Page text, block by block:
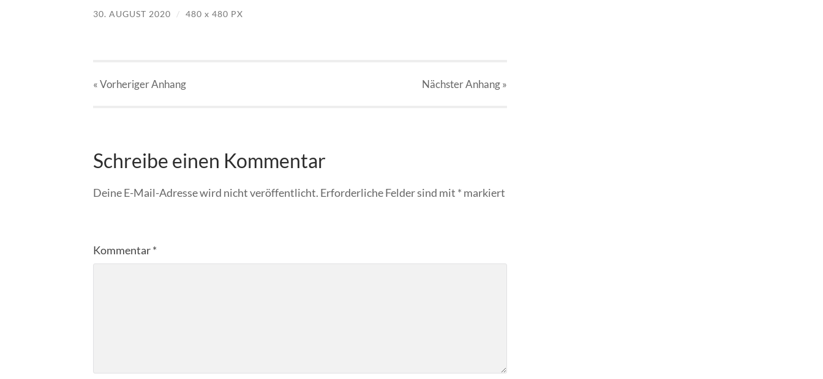
30. AUGUST 2020 / 480 x 480 PX
« VorherigerAnhang NächsterAnhang»
Schreibe einen Kommentar
Deine E-Mail-Adresse wird nicht veröffentlicht. Erforderliche Felder sind mit * markiert
Kommentar*